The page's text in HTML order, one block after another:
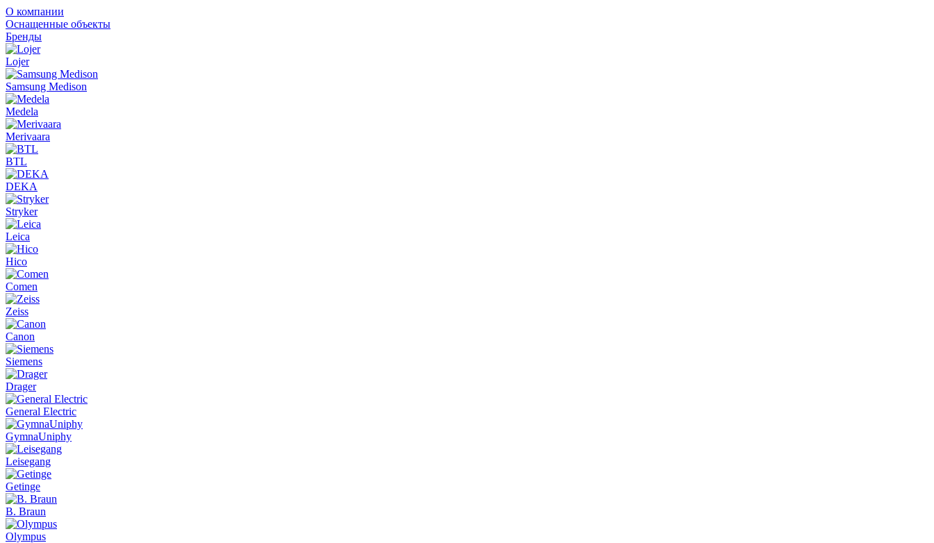
О компании
Оснащенные объекты
Бренды
Lojer
Samsung Medison
Medela
Merivaara
BTL
DEKA
Stryker
Leica
Hico
Comen
Zeiss
Canon
Siemens
Drager
General Electric
GymnaUniphy
Leisegang
Getinge
B. Braun
Olympus